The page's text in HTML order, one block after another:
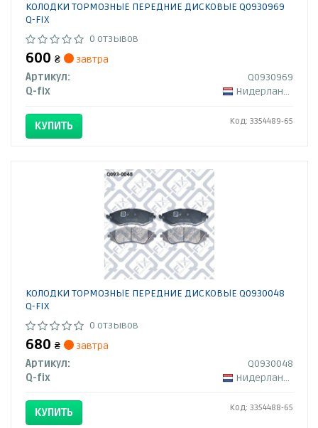
КОЛОДКИ ТОРМОЗНЫЕ ПЕРЕДНИЕ ДИСКОВЫЕ Q0930969
Q-FIX
0 отзывов
600 ₴
завтра
Артикул:
Q0930969
Q-fix
Нидерланды
КУПИТЬ Код: 3354489-65
КОЛОДКИ ТОРМОЗНЫЕ ПЕРЕДНИЕ ДИСКОВЫЕ Q0930048
Q-FIX
0 отзывов
680 ₴
завтра
Артикул:
Q0930048
Q-fix
Нидерланды
КУПИТЬ Код: 3354488-65